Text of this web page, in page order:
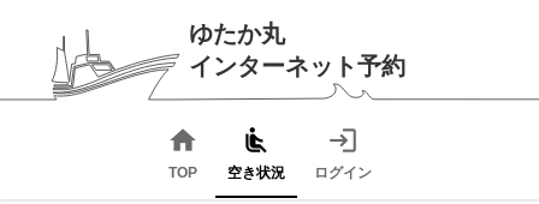
ゆたか丸
インターネット予約
home
TOP
airline_seat_recline_normal
空き状況
login
ログイン